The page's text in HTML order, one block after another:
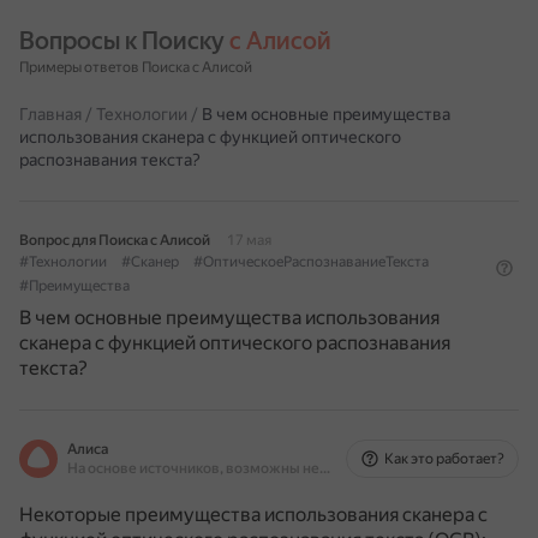
Вопросы к Поиску с Алисой
Примеры ответов Поиска с Алисой
Главная / Технологии / В чем основные преимущества
использования сканера с функцией оптического
распознавания текста?
Вопрос для Поиска с Алисой
17 мая
#Технологии
#Сканер
#ОптическоеРаспознаваниеТекста
#Преимущества
В чем основные преимущества использования
сканера с функцией оптического распознавания
текста?
Алиса
На основе источников, возможны неточности
Как это работает?
Некоторые преимущества использования сканера с